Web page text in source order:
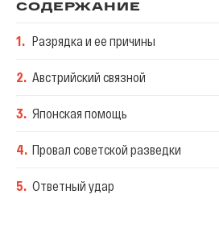
СОДЕРЖАНИЕ
1. Разрядка и ее причины
2. Австрийский связной
3. Японская помощь
4. Провал советской разведки
5. Ответный удар